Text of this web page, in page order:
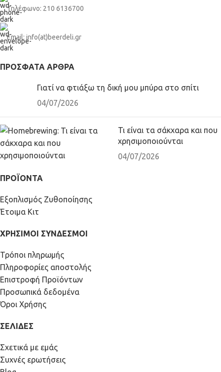
Τηλέφωνο: 210 6136700
Email: info(at)beerdeli.gr
ΠΡΌΣΦΑΤΑ ΆΡΘΡΑ
Γιατί να φτιάξω τη δική μου μπύρα στο σπίτι
04/07/2026
Τι είναι τα σάκχαρα και που
χρησιμοποιούνται
04/07/2026
ΠΡΟΪΟΝΤΑ
Εξοπλισμός Ζυθοποίησης
Έτοιμα Κιτ
ΧΡΗΣΙΜΟΙ ΣΥΝΔΕΣΜΟΙ
Τρόποι πληρωμής
Πληροφορίες αποστολής
Επιστροφή Προϊόντων
Προσωπικά δεδομένα
Όροι Χρήσης
ΣΕΛΙΔΕΣ
Σχετικά με εμάς
Συχνές ερωτήσεις